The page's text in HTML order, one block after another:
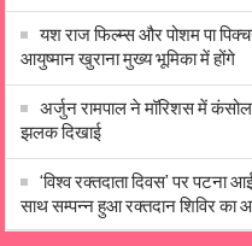
यश राज फिल्म्स और पोशम पा
आयुष्मान खुराना मुख्य भूमिका में होंगे
अर्जुन रामपाल ने मॉरिशस में
झलक दिखाई
‘विश्व रक्तदाता दिवस’ पर
साथ सम्पन्न हुआ रक्तदान शिविर का